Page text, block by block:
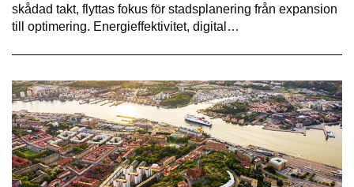
skådad takt, flyttas fokus för stadsplanering från expansion
till optimering. Energieffektivitet, digital…